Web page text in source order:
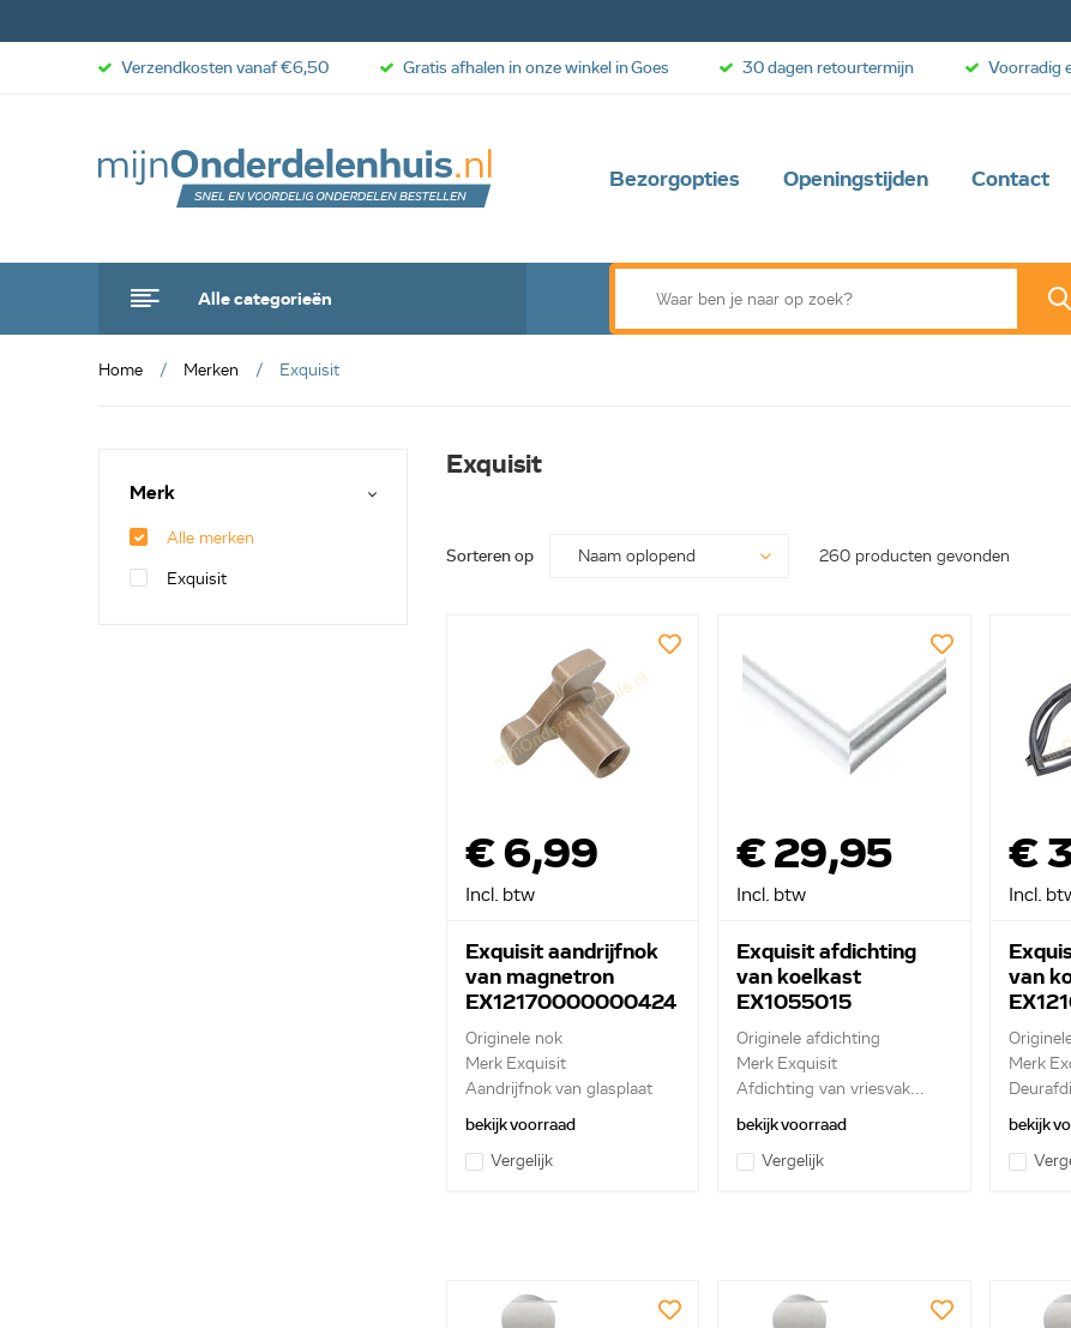
Bezorgopties Openingstijden Contact
Alle categorieën
Verzendkosten vanaf €6,50 Gratis afhalen in onze winkel in Goes 30 dagen retourtermijn Voorradig
Home Merken Exquisit
Merk
Alle merken
Exquisit
Exquisit
Sorteren op 260 producten gevonden
€ 6,99
Incl. btw
Exquisit aandrijfnok
van magnetron
EX12170000000424
Originele nok
Merk Exquisit
Aandrijfnok van glasplaat
bekijk voorraad
Vergelijk
€ 29,95
Incl. btw
Exquisit afdichting
van koelkast
EX1055015
Originele afdichting
Merk Exquisit
Afdichting van vriesvak...
bekijk voorraad
Vergelijk
€
Incl.
van
Merk
bekijk